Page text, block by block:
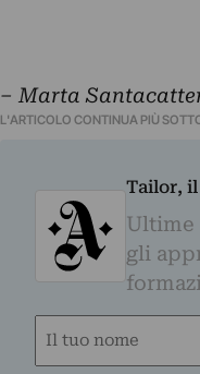
– Marta
L'ARTICOLO CONTINUA PIÙ
Tailor,
Ultime
gli
Nome